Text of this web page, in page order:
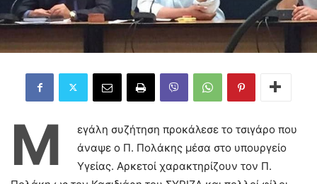
Μ
εγάλη συζήτηση προκάλεσε το τσιγάρο που
άναψε ο Π. Πολάκης μέσα στο υπουργείο
Υγείας. Αρκετοί χαρακτηρίζουν τον Π.